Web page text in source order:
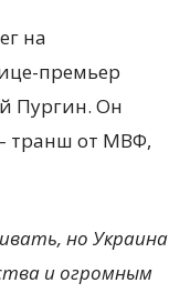
на
премьер
Пургин. Он
транш от МВФ,
но Украина
и огромным